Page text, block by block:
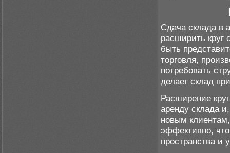
Сдача склада в
расширить круг
быть
торговля,
потребовать
делает склад
Расширение
аренду склада
новым
эффективно,
пространства и